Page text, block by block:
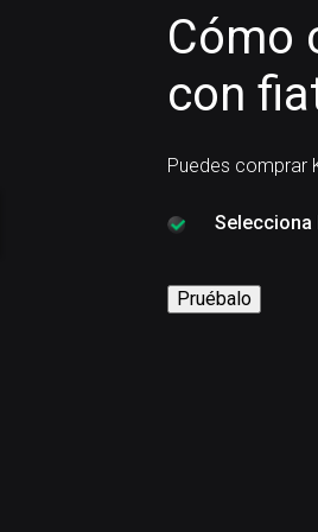
Cómo
con
Puedes comprar
Selecciona
Pruébalo